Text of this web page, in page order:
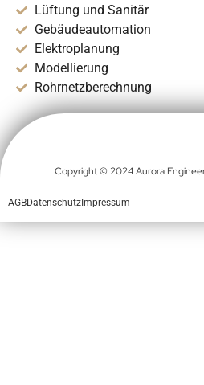
Lüftung und Sanitär
Gebäudeautomation
Elektroplanung
Modellierung
Rohrnetzberechnung
Copyright © 2024 Aurora
AGBDatenschutz Impressum